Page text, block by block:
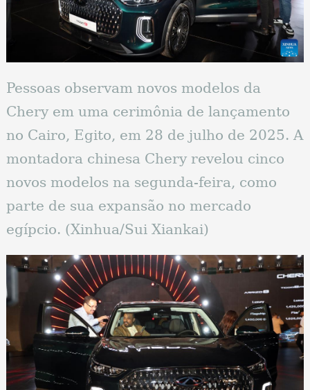
Pessoas observam novos modelos da
Chery em uma cerimônia de lançamento
no Cairo, Egito, em 28 de julho de 2025. A
montadora chinesa Chery revelou cinco
novos modelos na segunda-feira, como
parte de sua expansão no mercado
egípcio. (Xinhua/Sui Xiankai)